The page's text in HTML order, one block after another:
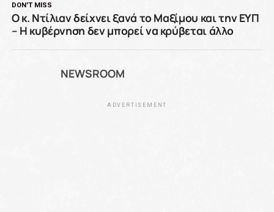
DON'T MISS
Ο κ. Ντίλιαν δείχνει ξανά το Μαξίμου και την ΕΥΠ
– Η κυβέρνηση δεν μπορεί να κρύβεται άλλο
NEWSROOM
ADVERTISEMENT